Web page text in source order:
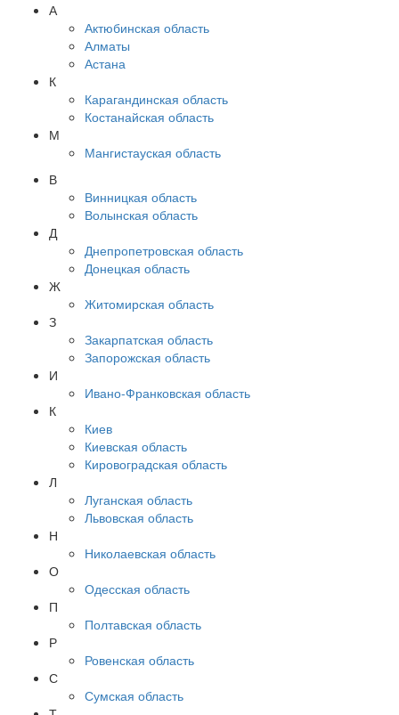
А
Актюбинская область
Алматы
Астана
К
Карагандинская область
Костанайская область
М
Мангистауская область
В
Винницкая область
Волынская область
Д
Днепропетровская область
Донецкая область
Ж
Житомирская область
З
Закарпатская область
Запорожская область
И
Ивано-Франковская область
К
Киев
Киевская область
Кировоградская область
Л
Луганская область
Львовская область
Н
Николаевская область
О
Одесская область
П
Полтавская область
Р
Ровенская область
С
Сумская область